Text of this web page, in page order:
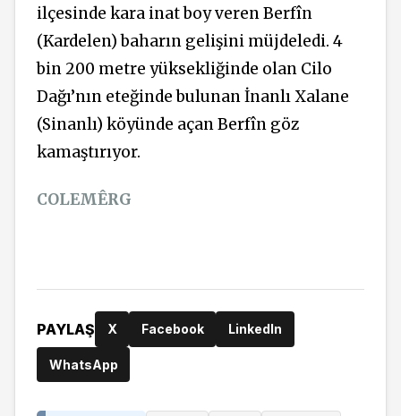
ilçesinde kara inat boy veren Berfîn
(Kardelen) baharın gelişini müjdeledi. 4
bin 200 metre yüksekliğinde olan Cilo
Dağı’nın eteğinde bulunan İnanlı Xalane
(Sinanlı) köyünde açan Berfîn göz
kamaştırıyor.
COLEMÊRG
PAYLAŞ X Facebook LinkedIn
WhatsApp